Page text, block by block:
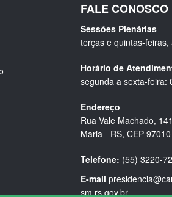
FALE CONOSCO
Sessões Plenárias
terças e quintas-feiras,
Horário de
segunda a sexta-feira:
Endereço
Rua Vale Machado,
Maria - RS, CEP
Telefone: (55) 3220-
E-mail
sm.rs.gov.br